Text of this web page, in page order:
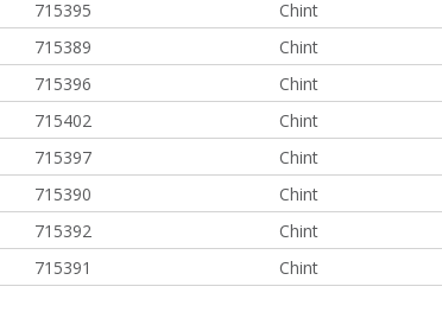
715395 Chint
715389 Chint
715396 Chint
715402 Chint
715397 Chint
715390 Chint
715392 Chint
715391 Chint